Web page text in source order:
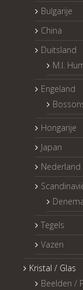
Bulgarije
China
Duitsland
M.I.
Engeland
Hongarije
Japan
Nederland
Tegels
Vazen
Kristal / Glas
Beelden /